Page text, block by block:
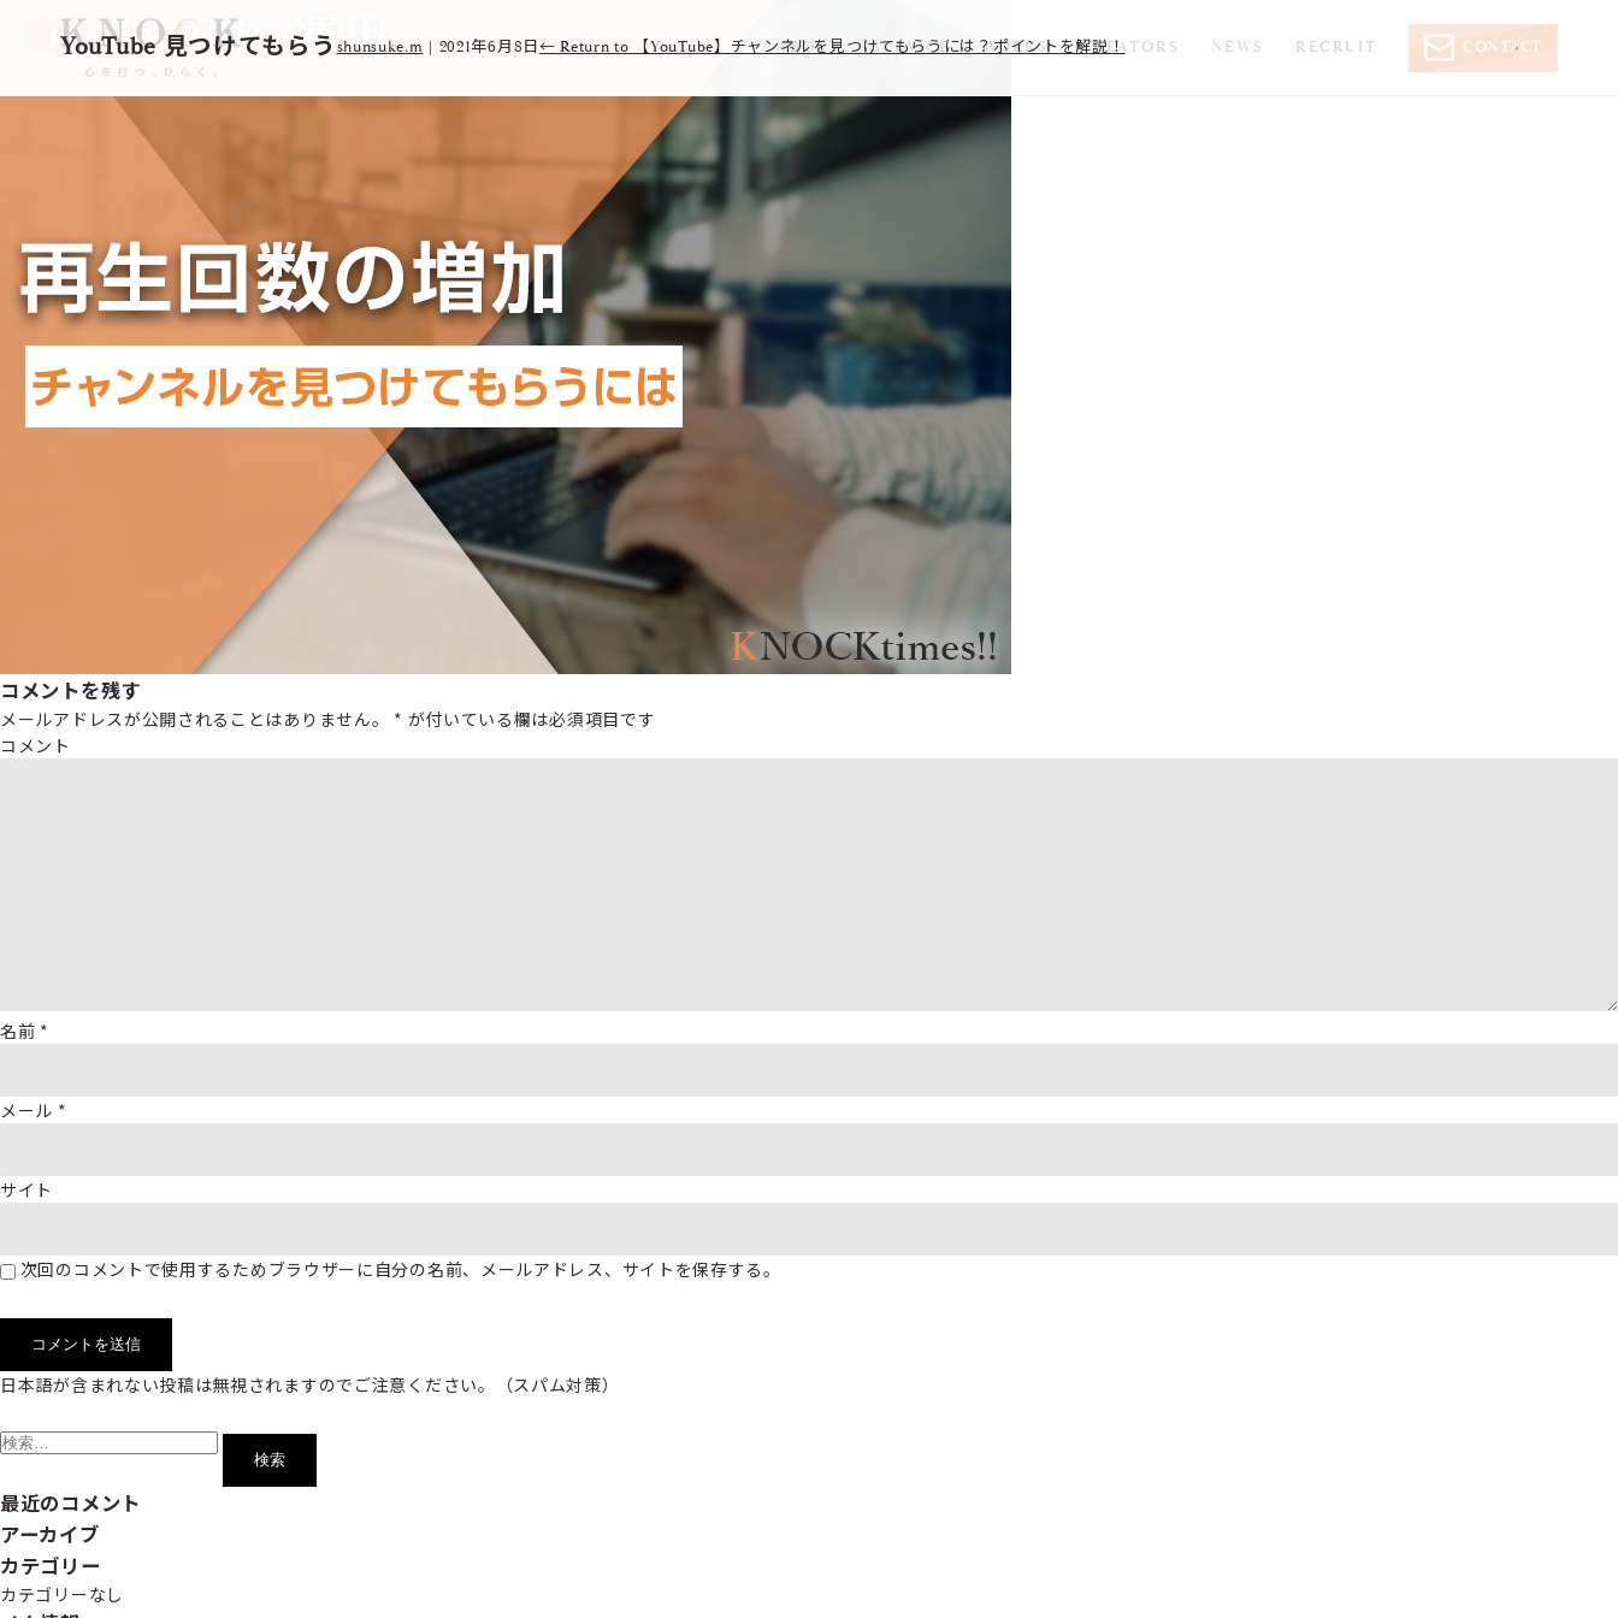
ABOUT SERVICE WORKS CREATORS NEWS RECRUIT CONTACT
YouTube 見つけてもらうshunsuke.m | 2021年6月8日← Return to 【YouTube】チャンネルを見つけてもらうには？ポイントを解説！ ‹
コメントを残す
メールアドレスが公開されることはありません。 * が付いている欄は必須項目です
コメント
名前 *
メール *
サイト
次回のコメントで使用するためブラウザーに自分の名前、メールアドレス、サイトを保存する。
日本語が含まれない投稿は無視されますのでご注意ください。（スパム対策）
索:
最近のコメント
アーカイブ
カテゴリー
カテゴリーなし